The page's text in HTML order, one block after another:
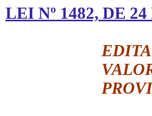
LEI Nº 1482, DE